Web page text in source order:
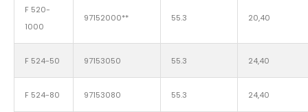
F 520-
1000
97152000** 55.3 20,40
F 524-50 97153050 55.3 24,40
F 524-80 97153080 55.3 24,40